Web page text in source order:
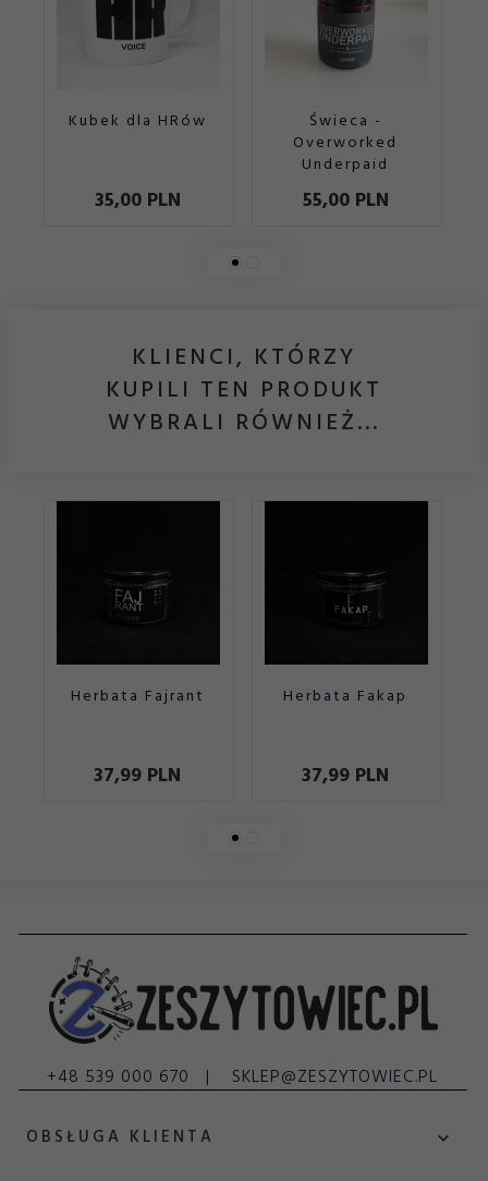
Kubek dla HRów
35,00 PLN
Świeca -
Overworked
Underpaid
55,00 PLN
KLIENCI, KTÓRZY
KUPILI TEN PRODUKT
WYBRALI RÓWNIEŻ...
Herbata Fajrant
37,99 PLN
Herbata Fakap
37,99 PLN
+48 539 000 670 SKLEP@ZESZYTOWIEC.PL
OBSŁUGA KLIENTA